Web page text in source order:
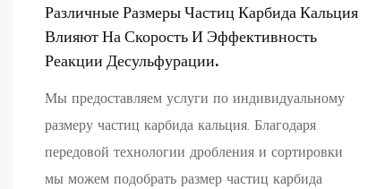
Различные Размеры Частиц Карбида Кальция
Влияют На Скорость И Эффективность
Реакции Десульфурации.
Мы предоставляем услуги по индивидуальному
размеру частиц карбида кальция. Благодаря
передовой технологии дробления и сортировки
мы можем подобрать размер частиц карбида